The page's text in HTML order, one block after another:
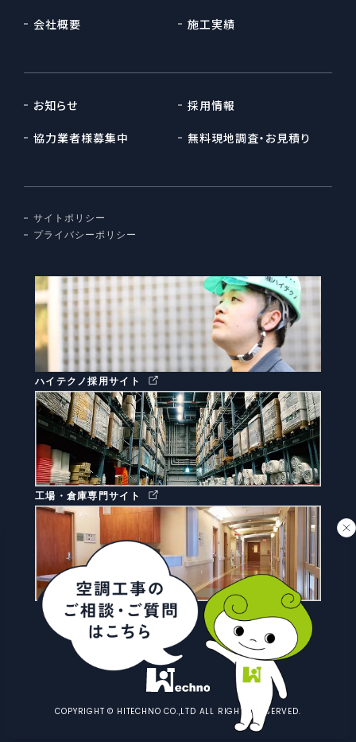
会社概要 施工実績
お知らせ
協力業者様募集中
採用情報
無料現地調査・お見積り
サイトポリシー
プライバシーポリシー
ハイテクノ採用サイト
工場・倉庫専門サイト
病院・クリニック専門サイト
COPYRIGHT © HITECHNO CO.,LTD ALL RIGHTS RESERVED.